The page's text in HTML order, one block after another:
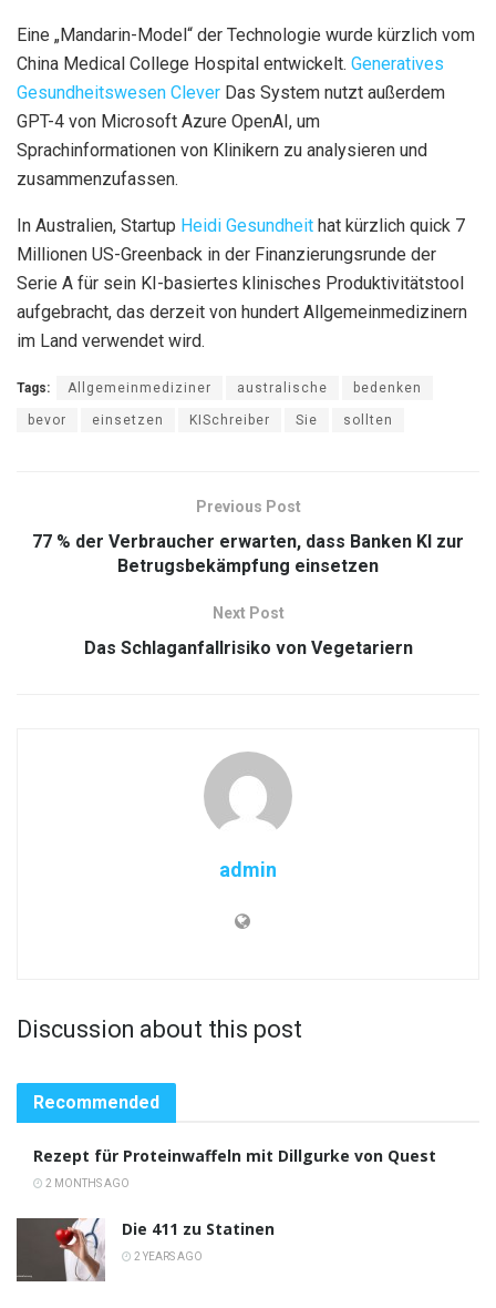
Eine „Mandarin-Model“ der Technologie wurde kürzlich vom
China Medical College Hospital entwickelt. Generatives
Gesundheitswesen Clever Das System nutzt außerdem
GPT-4 von Microsoft Azure OpenAI, um
Sprachinformationen von Klinikern zu analysieren und
zusammenzufassen.
In Australien, Startup Heidi Gesundheit hat kürzlich quick 7
Millionen US-Greenback in der Finanzierungsrunde der
Serie A für sein KI-basiertes klinisches Produktivitätstool
aufgebracht, das derzeit von hundert Allgemeinmedizinern
im Land verwendet wird.
Tags: Allgemeinmediziner australische bedenken
bevor einsetzen KISchreiber Sie sollten
Previous Post
77 % der Verbraucher erwarten, dass Banken KI zur
Betrugsbekämpfung einsetzen
Next Post
Das Schlaganfallrisiko von Vegetariern
admin
Discussion about this post
Recommended
Rezept für Proteinwaffeln mit Dillgurke von Quest
2 MONTHS AGO
Die 411 zu Statinen
2 YEARS AGO